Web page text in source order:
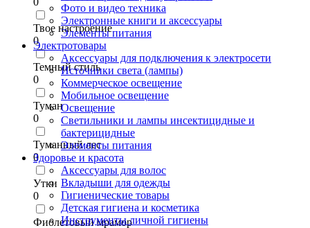
Твое настроение
0
Темный стиль
0
Туман
0
Туманный лес
0
Утки
0
Фиолетовый мрамор
Фото и видео техника
Электронные книги и аксессуары
Элементы питания
Электротовары
Аксессуары для подключения к электросети
Источники света (лампы)
Коммерческое освещение
Мобильное освещение
Освещение
Светильники и лампы инсектицидные и
бактерицидные
Элементы питания
Здоровье и красота
Аксессуары для волос
Вкладыши для одежды
Гигиенические товары
Детская гигиена и косметика
Инструменты личной гигиены